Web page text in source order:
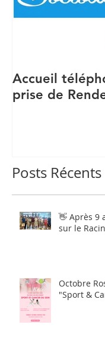
Accueil
prise de
Posts Récents
👋 Après 9
sur le
Octobre
"Sport &